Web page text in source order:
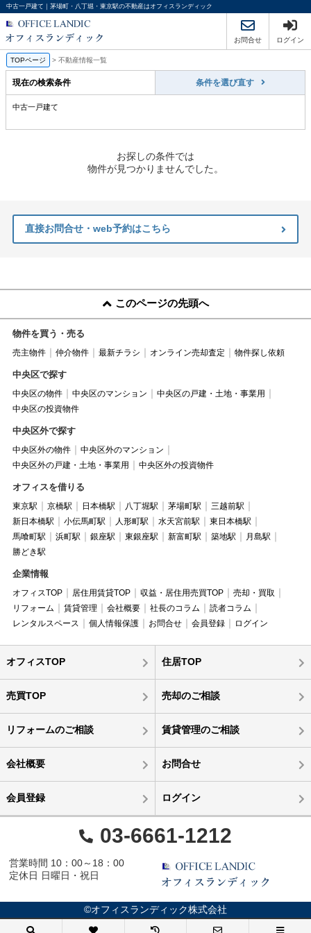
中古一戸建て｜茅場町・八丁堀・東京駅の不動産はオフィスランディック
お問合せ ログイン
TOPページ > 不動産情報一覧
現在の検索条件 条件を選び直す
中古一戸建て
お探しの条件では
物件が見つかりませんでした。
直接お問合せ・web予約はこちら
このページの先頭へ
物件を買う・売る
売主物件 仲介物件 最新チラシ オンライン売却査定 物件探し依頼
中央区で探す
中央区の物件 中央区のマンション
中央区の戸建・土地・事業用
中央区の投資物件
中央区外で探す
中央区外の物件
中央区外のマンション
中央区外の戸建・土地・事業用
中央区外の投資物件
オフィスを借りる
東京駅 京橋駅 日本橋駅 八丁堀駅 茅場町駅
三越前駅
新日本橋駅
小伝馬町駅 人形町駅 水天宮前駅
東日本橋駅
馬喰町駅
浜町駅 銀座駅 東銀座駅 新富町駅 築地駅
月島駅
勝どき駅
企業情報
オフィスTOP 居住用賃貸TOP 収益・居住用売買TOP
売却・買取
リフォーム
賃貸管理 会社概要 社長のコラム
読者コラム
レンタルスペース
個人情報保護 お問合せ 会員登録 ログイン
オフィスTOP 住居TOP
売買TOP 売却のご相談
リフォームのご相談 賃貸管理のご相談
会社概要 お問合せ
会員登録 ログイン
03-6661-1212
営業時間 10：00～18：00
定休日 日曜日・祝日
©オフィスランディック株式会社